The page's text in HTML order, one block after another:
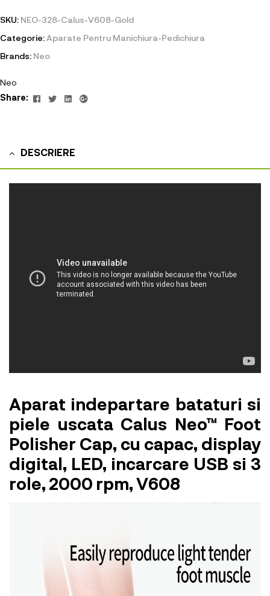
SKU: NEO-328-Calus-V608-Gold
Categorie:Aparate Pentru Manichiura-Pedichiura
Brands: Neo
Neo
Share:
Facebook
TwitterLinkedin
Google+
DESCRIERE
Aparat indepartare bataturi si
piele uscata Calus Neo™ Foot
Polisher Cap, cu capac, display
digital, LED, incarcare USB si 3
role, 2000 rpm, V608